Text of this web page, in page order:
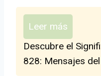
Leer más
Descubre el
828: Mensajes